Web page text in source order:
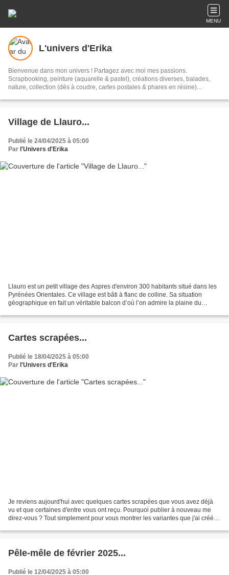
MENU
L'univers d'Erika
Bienvenue dans mon univers ! Partagez avec moi mes passions.
Scrapbooking, peinture (aquarelle & pastel), créations diverses, balades,
nature, collection (dés à coudre, cartes postales & phares en résine)...
Village de Llauro...
Publié le 24/04/2025 à 05:00
Par l'Univers d'Erika
Llauro est un petit village des Aspres d'environ 300 habitants situé dans les
Pyrénées Orientales. Ce village est bâti à flanc de colline. Sa situation
géographique en fait un véritable balcon d’où l’on admire la plaine du
Cartes scrapées...
Publié le 18/04/2025 à 05:00
Par l'Univers d'Erika
Je reviens aujourd'hui avec quelques cartes scrapées que vous avez déjà
vu et que certaines d'entre vous ont reçu. Pourquoi publier à nouveau me
direz-vous ? Tout simplement pour vous montrer les variantes que j'ai créé
Pêle-mêle de février 2025...
Publié le 12/04/2025 à 05:00